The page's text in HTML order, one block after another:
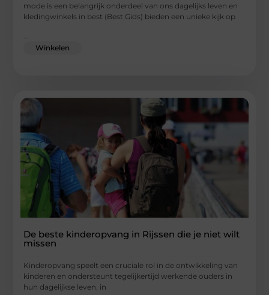
mode is een belangrijk onderdeel van ons dagelijks leven en
kledingwinkels in best (Best Gids) bieden een unieke kijk op
...
Winkelen
De beste kinderopvang in Rijssen die je niet wilt
missen
Kinderopvang speelt een cruciale rol in de ontwikkeling van
kinderen en ondersteunt tegelijkertijd werkende ouders in
hun dagelijkse leven. in